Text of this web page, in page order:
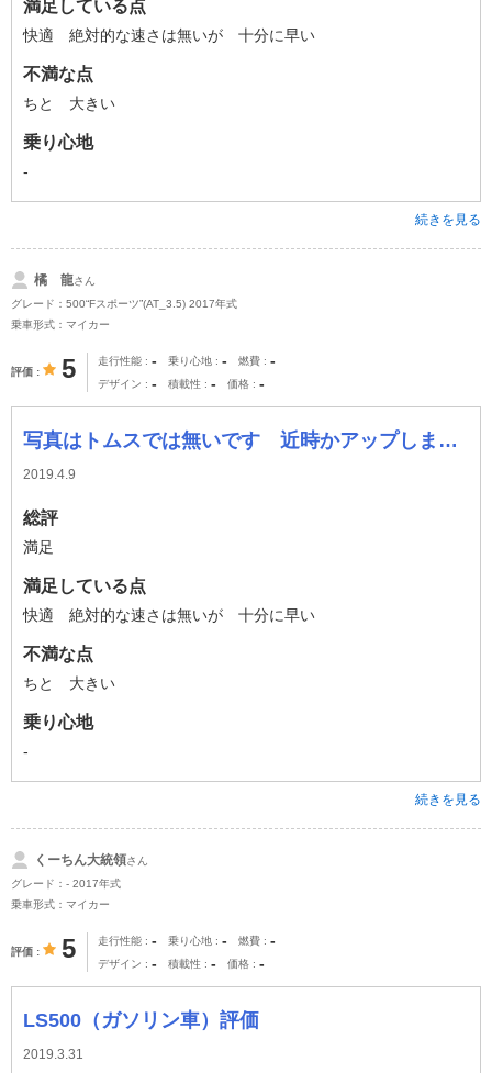
満足している点
快適 絶対的な速さは無いが 十分に早い
不満な点
ちと 大きい
乗り心地
-
続きを見る
橘 龍さん
グレード：500“Fスポーツ”(AT_3.5) 2017年式
乗車形式：マイカー
評価 5 走行性能 - 乗り心地 - 燃費 -
デザイン - 積載性 - 価格 -
写真はトムスでは無いです 近時かアップします。
2019.4.9
総評
満足
満足している点
快適 絶対的な速さは無いが 十分に早い
不満な点
ちと 大きい
乗り心地
-
続きを見る
くーちん大統領さん
グレード：- 2017年式
乗車形式：マイカー
評価 5 走行性能 - 乗り心地 - 燃費 -
デザイン - 積載性 - 価格 -
LS500（ガソリン車）評価
2019.3.31